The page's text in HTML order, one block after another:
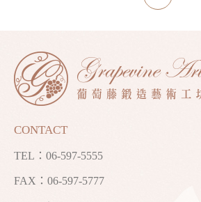
CONTACT
TEL： 06-597-5555
FAX：06-597-5777